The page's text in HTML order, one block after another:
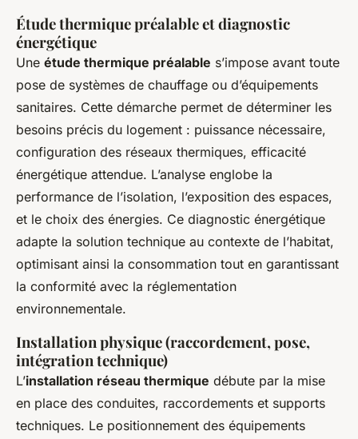
Étude thermique préalable et diagnostic
énergétique
Une étude thermique préalable s’impose avant toute
pose de systèmes de chauffage ou d’équipements
sanitaires. Cette démarche permet de déterminer les
besoins précis du logement : puissance nécessaire,
configuration des réseaux thermiques, efficacité
énergétique attendue. L’analyse englobe la
performance de l’isolation, l’exposition des espaces,
et le choix des énergies. Ce diagnostic énergétique
adapte la solution technique au contexte de l’habitat,
optimisant ainsi la consommation tout en garantissant
la conformité avec la réglementation
environnementale.
Installation physique (raccordement, pose,
intégration technique)
L’installation réseau thermique débute par la mise
en place des conduites, raccordements et supports
techniques. Le positionnement des équipements